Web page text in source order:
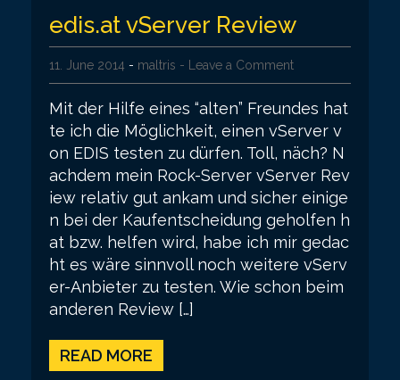
edis.at vServer Review
11. June 2014 - maltris - Leave a Comment
Mit der Hilfe eines “alten” Freundes hat
te ich die Möglichkeit, einen vServer v
on EDIS testen zu dürfen. Toll, näch? N
achdem mein Rock-Server vServer Rev
iew relativ gut ankam und sicher einige
n bei der Kaufentscheidung geholfen h
at bzw. helfen wird, habe ich mir gedac
ht es wäre sinnvoll noch weitere vServ
er-Anbieter zu testen. Wie schon beim
anderen Review […]
READ MORE